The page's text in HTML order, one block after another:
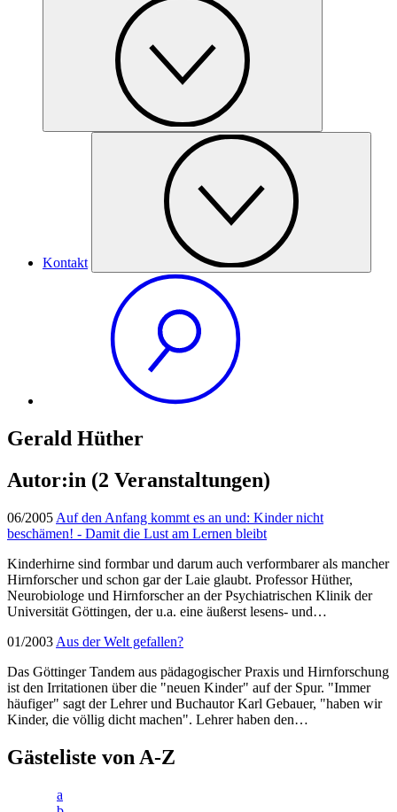
Kontakt
Gerald Hüther
Autor:in (2 Veranstaltungen)
06/2005 Auf den Anfang kommt es an und: Kinder nicht
beschämen! - Damit die Lust am Lernen bleibt
Kinderhirne sind formbar und darum auch verformbarer als mancher
Hirnforscher und schon gar der Laie glaubt. Professor Hüther,
Neurobiologe und Hirnforscher an der Psychiatrischen Klinik der
Universität Göttingen, der u.a. eine äußerst lesens- und…
01/2003 Aus der Welt gefallen?
Das Göttinger Tandem aus pädagogischer Praxis und Hirnforschung
ist den Irritationen über die "neuen Kinder" auf der Spur. "Immer
häufiger" sagt der Lehrer und Buchautor Karl Gebauer, "haben wir
Kinder, die völlig dicht machen". Lehrer haben den…
Gästeliste von A-Z
a